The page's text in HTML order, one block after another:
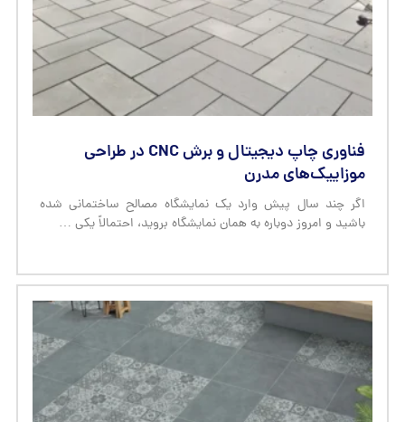
موزاییک‌های مدرن
اگر چند سال پیش وارد یک نمایشگاه مصالح ساختمانی شده
باشید و امروز دوباره به همان نمایشگاه بروید، احتمالاً یکی …
مقاومت فشاری و میزان جذب آب در موزاییک؛
مهم‌ترین معیارهای فنی خرید
وقتی برای خرید موزاییک به فروشگاه یا کارخانه می‌روید، احتمالاً
بیشترین سؤالاتی که از فروشنده می‌پرسید درباره رنگ، طرح،